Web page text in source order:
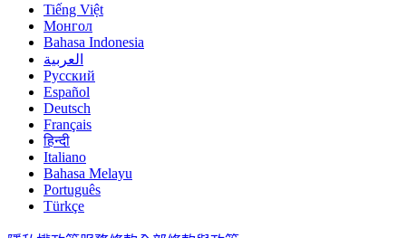
Tiếng Việt
Монгол
Bahasa Indonesia
العربية
Русский
Español
Deutsch
Français
हिन्दी
Italiano
Bahasa Melayu
Português
Türkçe